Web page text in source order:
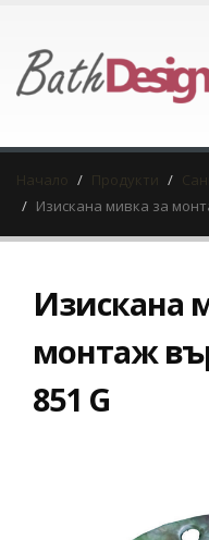
Начало Продукти
Изискана мивка за
Изискана
монтаж
851 G